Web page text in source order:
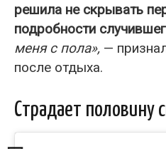
решила не скрывать
подробности
меня с пола», —
после отдыха.
Страдает половину